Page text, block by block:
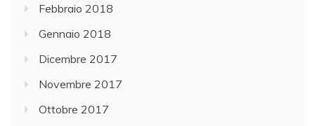
Febbraio 2018
Gennaio 2018
Dicembre 2017
Novembre 2017
Ottobre 2017